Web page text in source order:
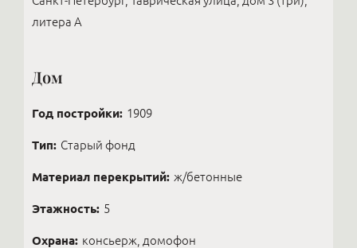
литера А
Дом
Год постройки: 1909
Тип: Старый фонд
Материал перекрытий: ж/бетонные
Этажность: 5
Охрана: консьерж, домофон